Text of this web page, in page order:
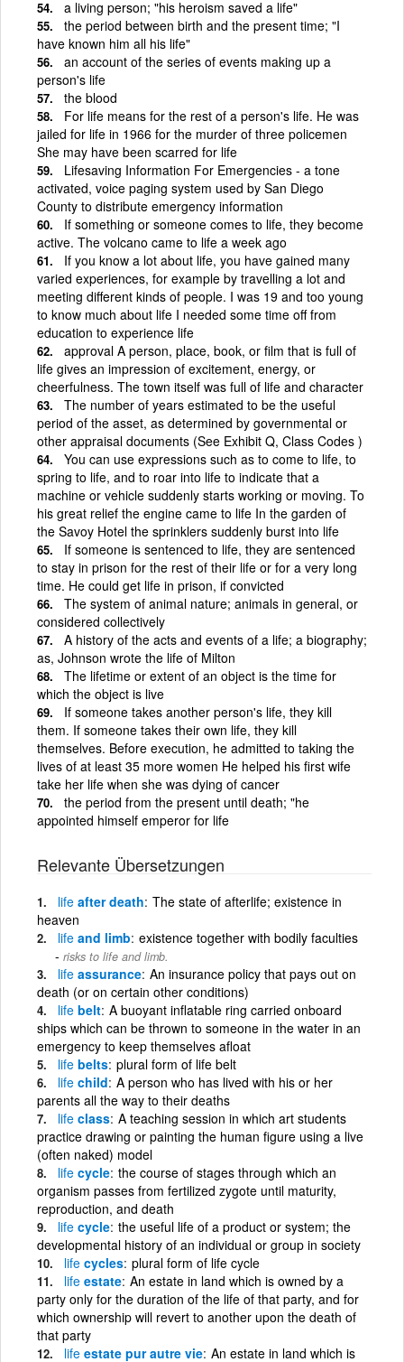
a living person; "his heroism saved a life"
the period between birth and the present time; "I
have known him all his life"
an account of the series of events making up a
person's life
the blood
For life means for the rest of a person's life. He was
jailed for life in 1966 for the murder of three policemen
She may have been scarred for life
Lifesaving Information For Emergencies - a tone
activated, voice paging system used by San Diego
County to distribute emergency information
If something or someone comes to life, they become
active. The volcano came to life a week ago
If you know a lot about life, you have gained many
varied experiences, for example by travelling a lot and
meeting different kinds of people. I was 19 and too young
to know much about life I needed some time off from
education to experience life
approval A person, place, book, or film that is full of
life gives an impression of excitement, energy, or
cheerfulness. The town itself was full of life and character
The number of years estimated to be the useful
period of the asset, as determined by governmental or
other appraisal documents (See Exhibit Q, Class Codes )
You can use expressions such as to come to life, to
spring to life, and to roar into life to indicate that a
machine or vehicle suddenly starts working or moving. To
his great relief the engine came to life In the garden of
the Savoy Hotel the sprinklers suddenly burst into life
If someone is sentenced to life, they are sentenced
to stay in prison for the rest of their life or for a very long
time. He could get life in prison, if convicted
The system of animal nature; animals in general, or
considered collectively
A history of the acts and events of a life; a biography;
as, Johnson wrote the life of Milton
The lifetime or extent of an object is the time for
which the object is live
If someone takes another person's life, they kill
them. If someone takes their own life, they kill
themselves. Before execution, he admitted to taking the
lives of at least 35 more women He helped his first wife
take her life when she was dying of cancer
the period from the present until death; "he
appointed himself emperor for life
Relevante Übersetzungen
life after death The state of afterlife; existence in
heaven
life and limb existence together with bodily faculties
risks to life and limb.
life assurance An insurance policy that pays out on
death (or on certain other conditions)
life belt A buoyant inflatable ring carried onboard
ships which can be thrown to someone in the water in an
emergency to keep themselves afloat
life belts plural form of life belt
life child A person who has lived with his or her
parents all the way to their deaths
life class A teaching session in which art students
practice drawing or painting the human figure using a live
(often naked) model
life cycle the course of stages through which an
organism passes from fertilized zygote until maturity,
reproduction, and death
life cycle the useful life of a product or system; the
developmental history of an individual or group in society
life cycles plural form of life cycle
life estate An estate in land which is owned by a
party only for the duration of the life of that party, and for
which ownership will revert to another upon the death of
that party
life estate pur autre vie An estate in land which is